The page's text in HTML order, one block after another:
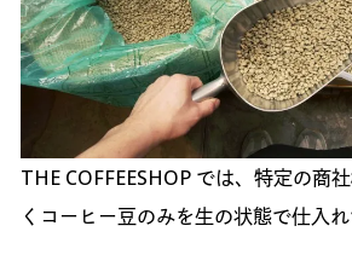
THE COFFEESHOP では、特定の商
くコーヒー豆のみを生の状態で仕入れ